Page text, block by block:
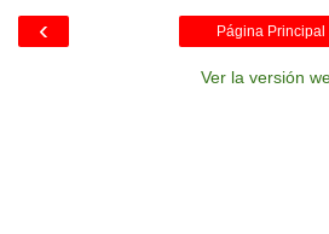
‹ Página Principal
Ver la versión